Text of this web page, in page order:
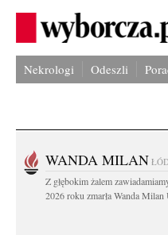
Nekrologi Odeszli
WANDA MILAN
Z głębokim żalem
2026 roku zmarła Wanda